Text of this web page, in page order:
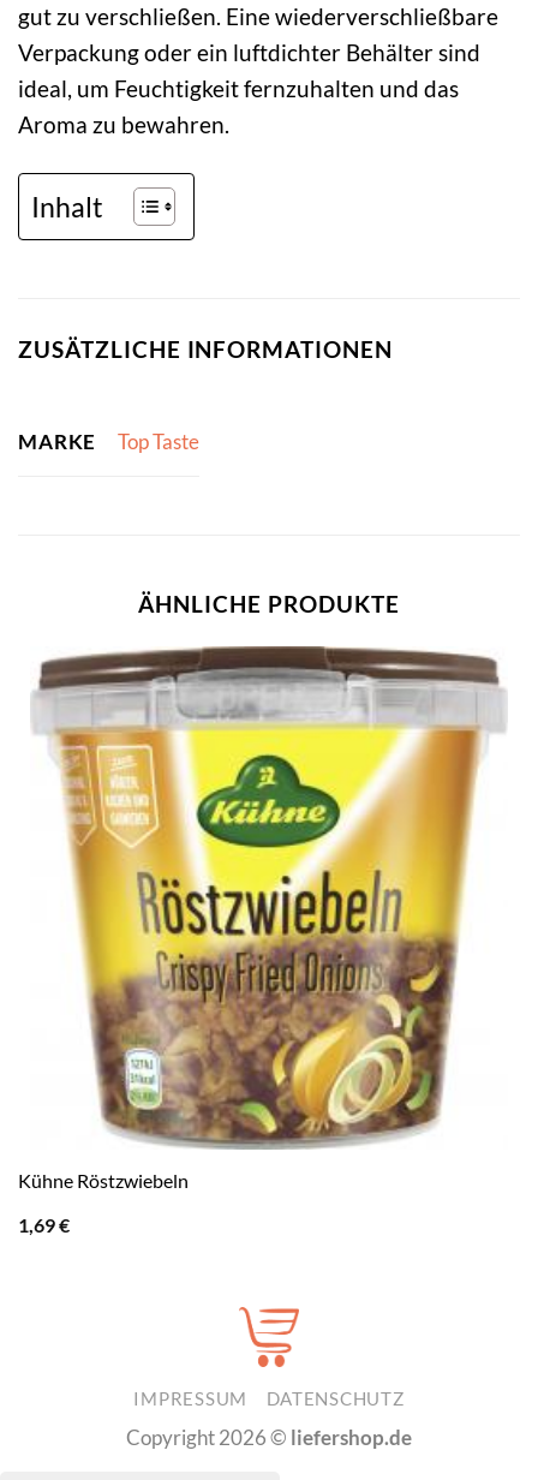
gut zu verschließen. Eine wiederverschließbare
Verpackung oder ein luftdichter Behälter sind
ideal, um Feuchtigkeit fernzuhalten und das
Aroma zu bewahren.
Inhalt
ZUSÄTZLICHE INFORMATIONEN
MARKE Top Taste
ÄHNLICHE PRODUKTE
Kühne Röstzwiebeln
1,69€
IMPRESSUM DATENSCHUTZ
Copyright 2026 © liefershop.de